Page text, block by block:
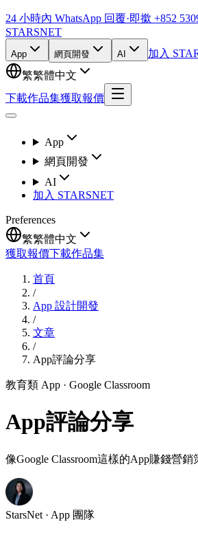
24 小時內 WhatsApp 回覆·即撳 +852
STARSNET
App 網頁開發 AI
加入
繁繁體中文
下載作品集獲取報價
App
網頁開發
AI
加入 STARSNET
Preferences
繁繁體中文
獲取報價下載作品集
首頁
/
App 設計開發
/
文章
/
App評論分享
教育類 App · Google Classroom
App評論分享
像Google Classroom這樣的App賺錢營銷
StarsNet · App 團隊